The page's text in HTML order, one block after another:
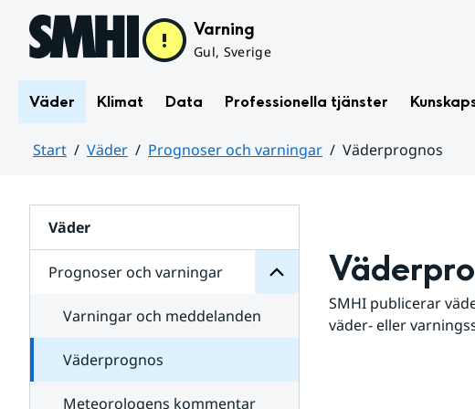
Hoppa till sidans innehåll Varning
Gul, Sverige
Väder Klimat Data Professionella tjänster
Start Väder Prognoser och varningar
Väderprognos
Väder
Prognoser och varningar
för
varningar
Varningar och meddelanden
Väderprognos
Meteorologens kommentar
SMHI publicerar
väder- eller